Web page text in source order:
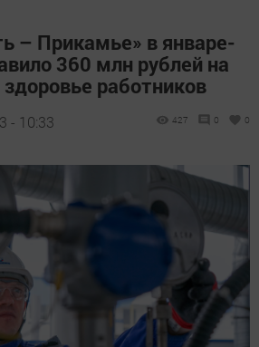
– Прикамье» в январе-
360 млн рублей на
здоровье работников
- 10:33 427 0 0